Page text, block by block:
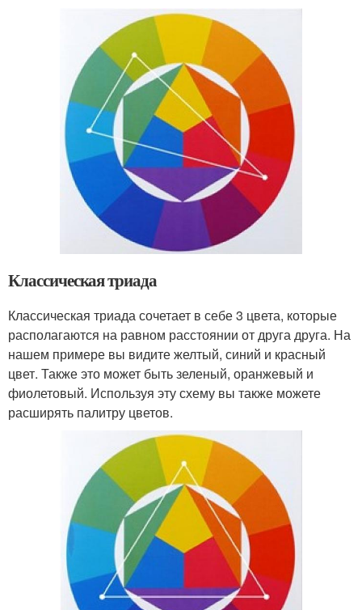
Классическая триада
Классическая триада сочетает в себе 3 цвета, которые
располагаются на равном расстоянии от друга друга. На
нашем примере вы видите желтый, синий и красный
цвет. Также это может быть зеленый, оранжевый и
фиолетовый. Используя эту схему вы также можете
расширять палитру цветов.